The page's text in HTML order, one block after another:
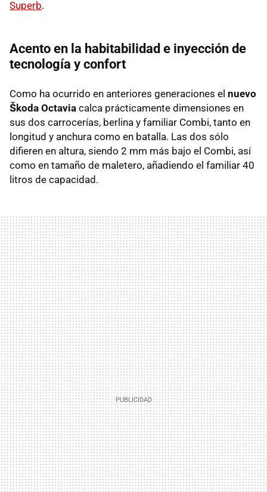
Superb.
Acento en la habitabilidad e inyección de
tecnología y confort
Como ha ocurrido en anteriores generaciones el nuevo
Škoda Octavia calca prácticamente dimensiones en
sus dos carrocerías, berlina y familiar Combi, tanto en
longitud y anchura como en batalla. Las dos sólo
difieren en altura, siendo 2 mm más bajo el Combi, así
como en tamaño de maletero, añadiendo el familiar 40
litros de capacidad.